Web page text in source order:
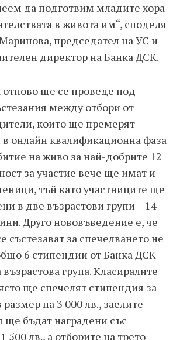
да подготвим младите хора
в живота им“, споделя
председател на УС и
директор на Банка ДСК.
отново ще се проведе под
между отбори от
които ще премерят
в онлайн квалификационна фаза
на живо за най-добрите 12
за участие вече ще имат и
тъй като участниците ще
в две възрастови групи – 14-
Друго нововъведение е, че
състезават за спечелването не
6 стипендии от Банка ДСК –
група. Класиралите
ще спечелят стипендия за
на 3 000 лв., заелите
ще бъдат наградени със
500 лв., а отборите на трето